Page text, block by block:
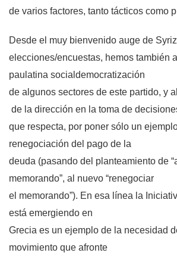
de varios factores, tanto tácticos como
Desde el muy bienvenido auge de
elecciones/encuestas, hemos también
paulatina socialdemocratización
de algunos sectores de este partido, y
de la dirección en la toma de
que respecta, por poner sólo un
renegociación del pago de la
deuda (pasando del planteamiento de
memorando”, al nuevo “renegociar
el memorando”). En esa línea la
está emergiendo en
Grecia es un ejemplo de la necesidad
movimiento que afronte